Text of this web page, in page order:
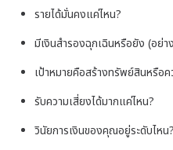
รายได้มั่นคงแค่ไหน?
มีเงินสำรองฉุกเฉินหรือยัง (อย่
เป้าหมายคือสร้างทรัพย์สินหรือ
รับความเสี่ยงได้มากแค่ไหน?
วินัยการเงินของคุณอยู่ระดับไหน?